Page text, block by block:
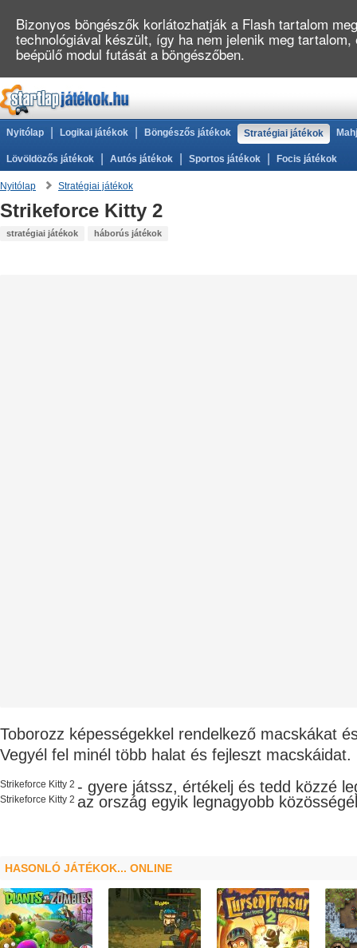
Nyitólap Logikai játékok Böngészős játékok Stratégiai játékok
Lövöldözős játékok Autós játékok Sportos játékok Focis játékok
Nyitólap Stratégiai játékok
Strikeforce Kitty 2
stratégiai játékok háborús játékok
Toborozz képességekkel rendelkező macskákat
Vegyél fel minél több halat és fejleszt macskáidat.
Strikeforce Kitty 2 - gyere játssz, értékelj és tedd közzé
az ország egyik legnagyobb
Strikeforce Kitty 2
HASONLÓ JÁTÉKOK... ONLINE
Bizonyos böngészők korlátozhatják a Flash tartalom
technológiával készült, így ha nem jelenik meg
beépülő modul futását a böngészőben.